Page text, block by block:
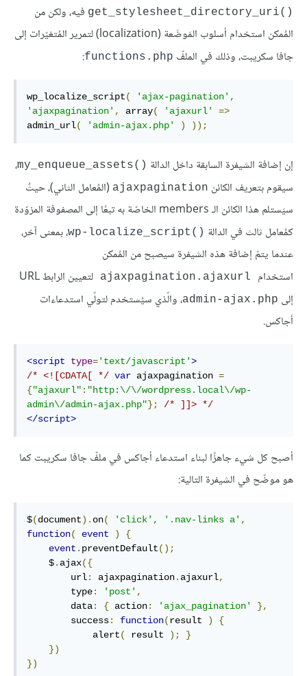
()get_stylesheet_directory_uri
فيه، ولكن من
المُمكن استخدام أسلوب المَوضَعة (localization) لتمرير المُتغيّرات إلى
جافا سكريبت، وذلك في الملفّ functions.php
:
wp_localize_script( 'ajax-pagination' ,
'ajaxpagination' , array( 'ajaxurl'
=>
admin_url( 'admin-ajax.php' ) ));
إن إضافة الشيفرة السابقة داخل الدالة ()my_enqueue_assets
،
سيقوم بتعريف الكائن ajaxpagination (المُعامل الثاني)، حيثُ
سيَستلم هذا الكائن الـ members الخاصّة به تبعًا إلى المصفوفة المزوّدة
كمُعامل ثالث في الدالة ()wp-localize_script
، بمعنى آخر،
عندما يتمّ إضافة هذه الشيفرة سيصبح من المُمكن
استخدام
لتعيين الرابط URL
إلى admin-ajax.php، والّذي سيُستخدم لتولّي استدعاءات
أجاكس.
<script type='text/javascript'>
/* <![CDATA[ */ var ajaxpagination =
{"ajaxurl" : "http:\/\/wordpress.local\/wp-
admin\/admin-ajax.php"};
/* ]]> */
</script>
أصبح كل شيء جاهزًا لبناء استدعاء أجاكس في ملفّ جافا سكريبت كما
هو موضّح في الشيفرة التالية:
$(document). on( 'click' , '.nav-links a' ,
function( event )
{
event . preventDefault();
$. ajax({
url: ajaxpagination. ajaxurl,
type: 'post' ,
data: { action: 'ajax_pagination'
},
success: function(result )
{
alert( result );
}
})
})